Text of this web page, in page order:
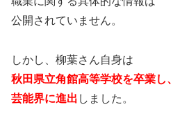
公開されていません。
しかし、柳葉さん自身は
秋田県立角館高等学校を卒業し、
芸能界に進出 しました。